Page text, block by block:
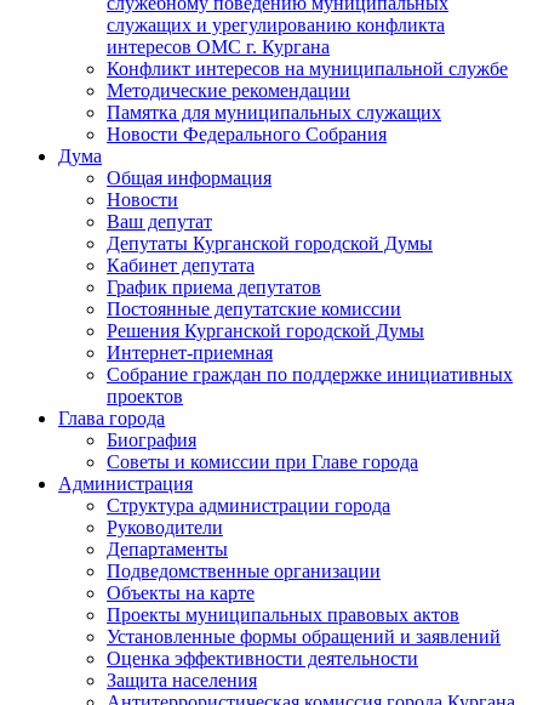
служащих и урегулированию конфликта
интересов ОМС г. Кургана
Конфликт интересов на муниципальной службе
Методические рекомендации
Памятка для муниципальных служащих
Новости Федерального Cобрания
Дума
Общая информация
Новости
Ваш депутат
Депутаты Курганской городской Думы
Кабинет депутата
График приема депутатов
Постоянные депутатские комиссии
Решения Курганской городской Думы
Интернет-приемная
Собрание граждан по поддержке инициативных
проектов
Глава города
Биография
Советы и комиссии при Главе города
Администрация
Структура администрации города
Руководители
Департаменты
Подведомственные организации
Объекты на карте
Проекты муниципальных правовых актов
Установленные формы обращений и заявлений
Оценка эффективности деятельности
Защита населения